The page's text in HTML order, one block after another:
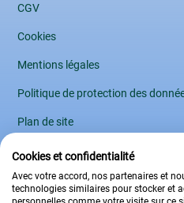
CGV
Cookies
Mentions légales
Politique de protection des
Plan de site
Règlement intérieur
2009 – 2026
Cookies et confidentialité
Avec votre accord, nos partenaires et
technologies similaires pour stocker et